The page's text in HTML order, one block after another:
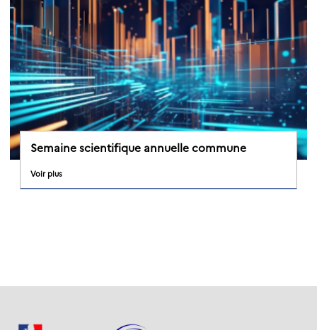
Semaine scientifique annuelle commune
Voir plus